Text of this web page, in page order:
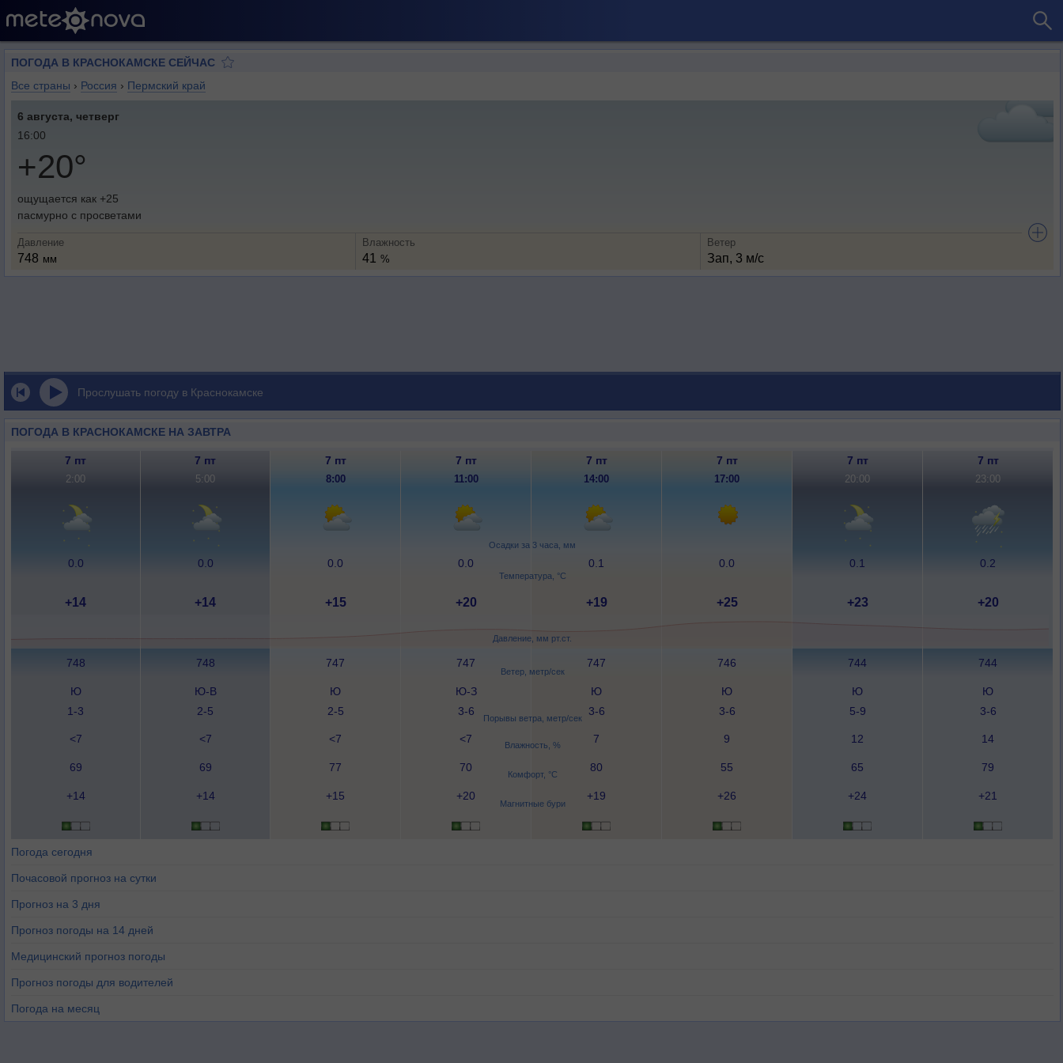
ПОГОДА В КРАСНОКАМСКЕ СЕЙЧАС
Все страны › Россия › Пермский край
6 августа, четверг
16:00
+20°
ощущается как +25
пасмурно с просветами
Давление
748 мм
Влажность
41 %
Ветер
Зап, 3 м/с
Прослушать погоду в Краснокамске
ПОГОДА В КРАСНОКАМСКЕ НА ЗАВТРА
Осадки за 3 часа, мм
Температура, °C
Давление, мм рт.ст.
Ветер, метр/сек
Порывы ветра, метр/сек
Влажность, %
Комфорт, °C
Магнитные бури
7 пт 7 пт 7 пт 7 пт 7 пт 7 пт 7 пт 7 пт
2:00 5:00 8:00 11:00 14:00 17:00 20:00 23:00
0.0 0.0 0.0 0.0 0.1 0.0 0.1 0.2
+14 +14 +15 +20 +19 +25 +23 +20
748 748 747 747 747 746 744 744
Ю
1-3
Ю-В
2-5
Ю
2-5
Ю-З
3-6
Ю
3-6
Ю
3-6
Ю
5-9
Ю
3-6
<7 <7 <7 <7 7 9 12 14
69 69 77 70 80 55 65 79
+14 +14 +15 +20 +19 +26 +24 +21
Погода сегодня
Почасовой прогноз на сутки
Прогноз на 3 дня
Прогноз погоды на 14 дней
Медицинский прогноз погоды
Прогноз погоды для водителей
Погода на месяц